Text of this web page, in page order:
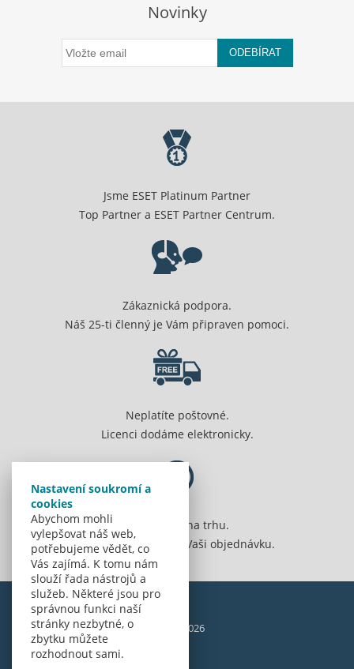
Nastavení soukromí a
cookies
Abychom mohli
vylepšovat náš web,
potřebujeme vědět, co
Vás zajímá. K tomu nám
slouží řada nástrojů a
služeb. Některé jsou pro
správnou funkci naší
stránky nezbytné, o
zbytku můžete
rozhodnout sami.
Novinky
ODEBÍRAT
Jsme ESET Platinum Partner
Top Partner a ESET Partner Centrum.
Zákaznická podpora.
Náš 25-ti členný je Vám připraven pomoci.
Neplatíte poštovné.
Licenci dodáme elektronicky.
Jsme 20 let na trhu.
Spolehlivě vyřídíme Vaši objednávku.
© Amenit Software Solutions, 1998 - 2026
Powered bynopCommerce